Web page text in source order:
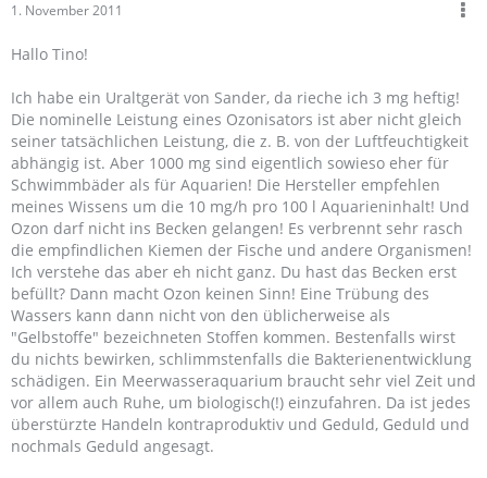
1. November 2011
Hallo Tino!
Ich habe ein Uraltgerät von Sander, da rieche ich 3 mg heftig!
Die nominelle Leistung eines Ozonisators ist aber nicht gleich
seiner tatsächlichen Leistung, die z. B. von der Luftfeuchtigkeit
abhängig ist. Aber 1000 mg sind eigentlich sowieso eher für
Schwimmbäder als für Aquarien! Die Hersteller empfehlen
meines Wissens um die 10 mg/h pro 100 l Aquarieninhalt! Und
Ozon darf nicht ins Becken gelangen! Es verbrennt sehr rasch
die empfindlichen Kiemen der Fische und andere Organismen!
Ich verstehe das aber eh nicht ganz. Du hast das Becken erst
befüllt? Dann macht Ozon keinen Sinn! Eine Trübung des
Wassers kann dann nicht von den üblicherweise als
"Gelbstoffe" bezeichneten Stoffen kommen. Bestenfalls wirst
du nichts bewirken, schlimmstenfalls die Bakterienentwicklung
schädigen. Ein Meerwasseraquarium braucht sehr viel Zeit und
vor allem auch Ruhe, um biologisch(!) einzufahren. Da ist jedes
überstürzte Handeln kontraproduktiv und Geduld, Geduld und
nochmals Geduld angesagt.